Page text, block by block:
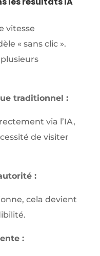
vitesse
« sans clic ».
traditionnel :
via l’IA,
de visiter
:
cela devient
: